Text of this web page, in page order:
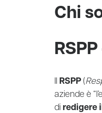
Chi
RSPP (
aziende è
di redigere